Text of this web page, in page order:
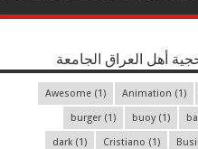
حجية أهل العراق الجامعة
Animation (1)
Awesome (1)
buoy(1)
burger (1)
Cristiano (1)
dark (1)